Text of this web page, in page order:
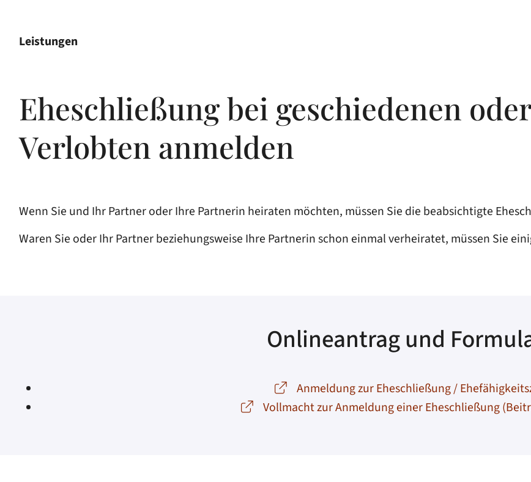
Leistungen
Eheschließung bei geschiedenen
Verlobten anmelden
Wenn Sie und Ihr Partner oder Ihre Partnerin heiraten möchten, müssen Sie die beabsichtigte
Waren Sie oder Ihr Partner beziehungsweise Ihre Partnerin schon einmal verheiratet, müssen Sie
Onlineantrag und
Anmeldung zur Eheschließung /
Vollmacht zur Anmeldung einer Eheschließung